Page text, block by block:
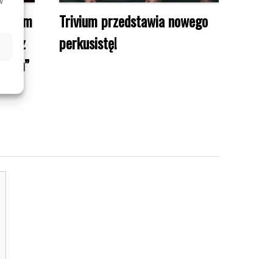
Trivium przedstawia nowego
perkusistę!